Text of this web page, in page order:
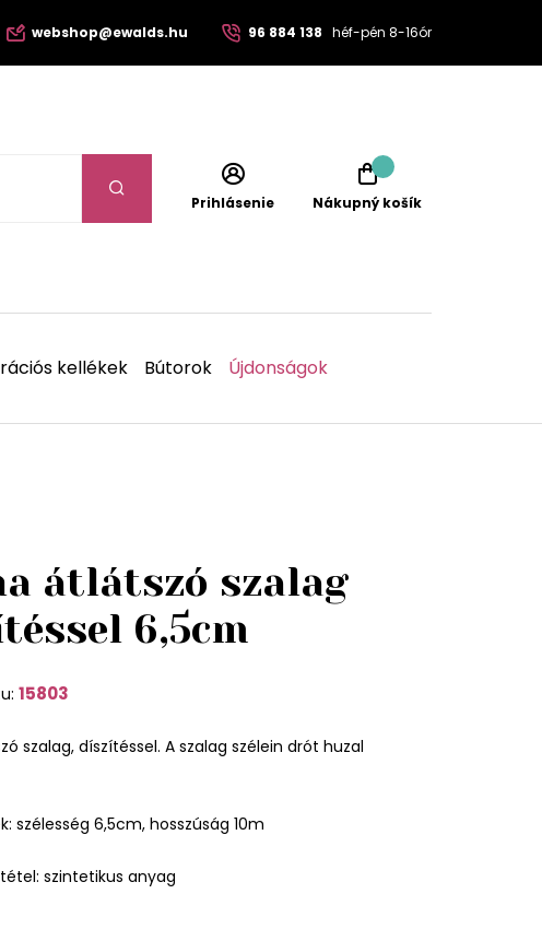
webshop@ewalds.hu 96 884 138 héf-pén 8-16ór
Prihlásenie Nákupný košík
kellékek Bútorok Újdonságok
átlátszó szalag
6,5cm
15803
szalag, díszítéssel. A szalag szélein drót huzal
szélesség 6,5cm, hosszúság 10m
szintetikus anyag